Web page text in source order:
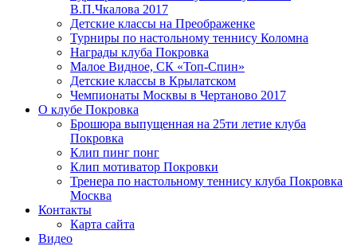
В.П.Чкалова 2017
Детские классы на Преображенке
Турниры по настольному теннису Коломна
Награды клуба Покровка
Малое Видное, СК «Топ-Спин»
Детские классы в Крылатском
Чемпионаты Москвы в Чертаново 2017
О клубе Покровка
Брошюра выпущенная на 25ти летие клуба
Покровка
Клип пинг понг
Клип мотиватор Покровки
Тренера по настольному теннису клуба Покровка
Москва
Контакты
Карта сайта
Видео